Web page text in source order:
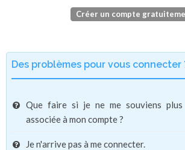
Créer un compte
Des problèmes pour vous connecter
Que faire si je ne me souviens plus
associée à mon compte ?
Je n'arrive pas à me connecter.